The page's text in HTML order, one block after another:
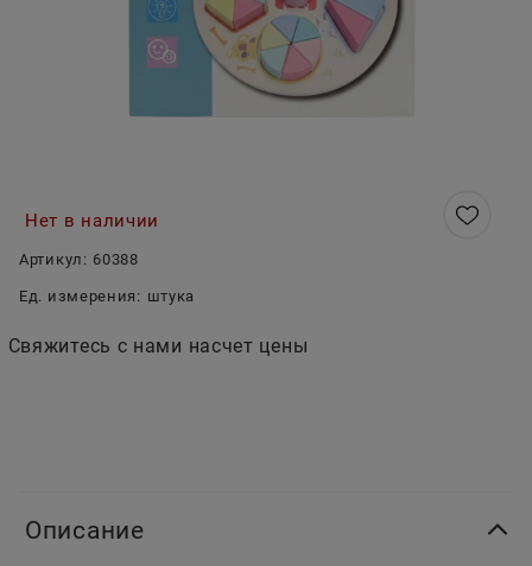
Нет в наличии
Артикул: 60388
Ед. измерения: штука
Свяжитесь с нами насчет цены
Описание